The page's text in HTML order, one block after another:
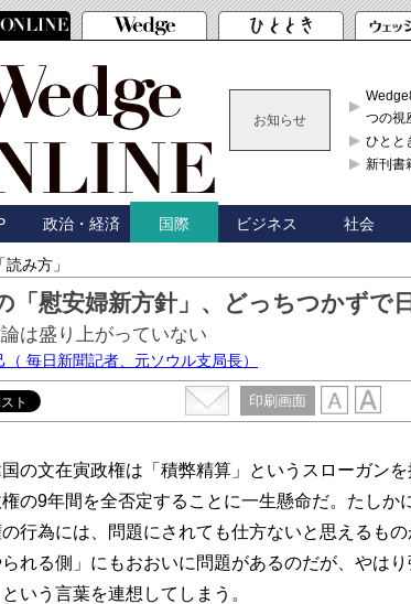
お知らせ
つの視
ひとと
新刊書
政治・経済 国際 ビジネス 社会
み方」
「慰安婦新方針」、どっちつかずで
は盛り上がっていない
（ 毎日新聞記者、元ソウル支局長）
印刷画面
の文在寅政権は「積弊精算」というスローガン
の9年間を全否定することに一生懸命だ。たしか
行為には、問題にされても仕方ないと思えるも
られる側」にもおおいに問題があるのだが、やは
いう言葉を連想してしまう。